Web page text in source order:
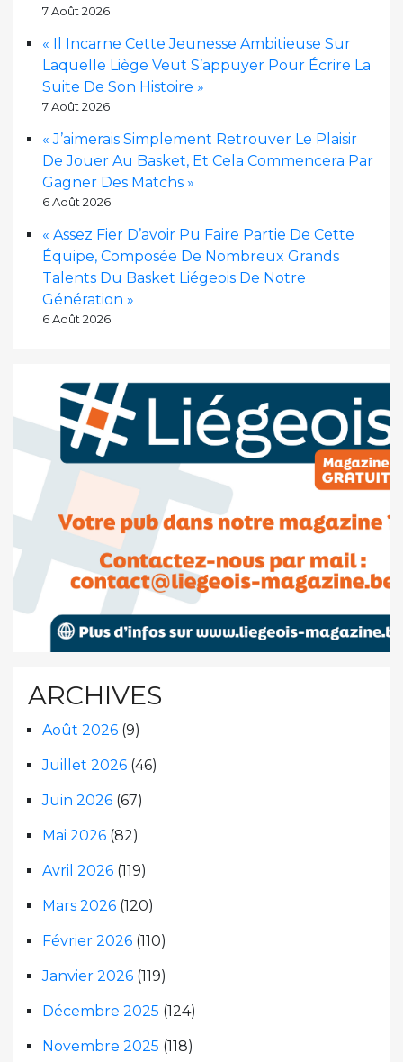
7 Août 2026
« Il Incarne Cette Jeunesse Ambitieuse Sur
Laquelle Liège Veut S’appuyer Pour Écrire La
Suite De Son Histoire »
7 Août 2026
« J’aimerais Simplement Retrouver Le Plaisir
De Jouer Au Basket, Et Cela Commencera Par
Gagner Des Matchs »
6 Août 2026
« Assez Fier D’avoir Pu Faire Partie De Cette
Équipe, Composée De Nombreux Grands
Talents Du Basket Liégeois De Notre
Génération »
6 Août 2026
ARCHIVES
Août 2026 (9)
Juillet 2026 (46)
Juin 2026 (67)
Mai 2026 (82)
Avril 2026 (119)
Mars 2026 (120)
Février 2026 (110)
Janvier 2026 (119)
Décembre 2025 (124)
Novembre 2025 (118)